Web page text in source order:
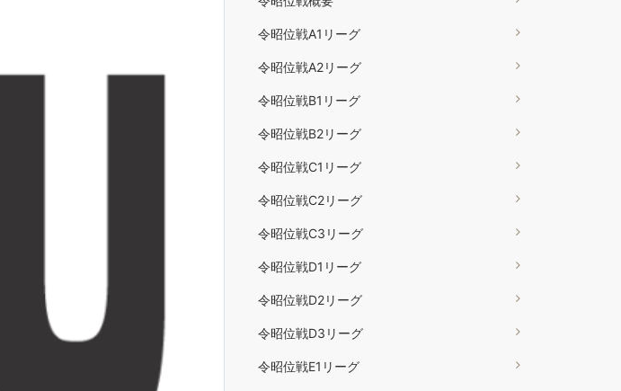
令昭位戦A1リーグ
令昭位戦A2リーグ
令昭位戦B1リーグ
令昭位戦B2リーグ
令昭位戦C1リーグ
令昭位戦C2リーグ
令昭位戦C3リーグ
令昭位戦D1リーグ
令昭位戦D2リーグ
令昭位戦D3リーグ
令昭位戦E1リーグ